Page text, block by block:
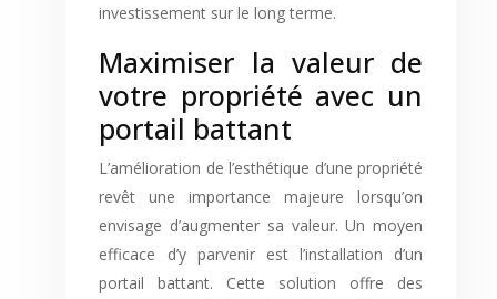
investissement sur le long terme.
Maximiser la valeur de
votre propriété avec un
portail battant
L’amélioration de l’esthétique d’une propriété
revêt une importance majeure lorsqu’on
envisage d’augmenter sa valeur. Un moyen
efficace d’y parvenir est l’installation d’un
portail battant. Cette solution offre des